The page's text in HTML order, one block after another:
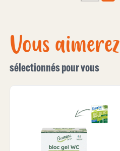
Vous aimerez
sélectionnés pour vous